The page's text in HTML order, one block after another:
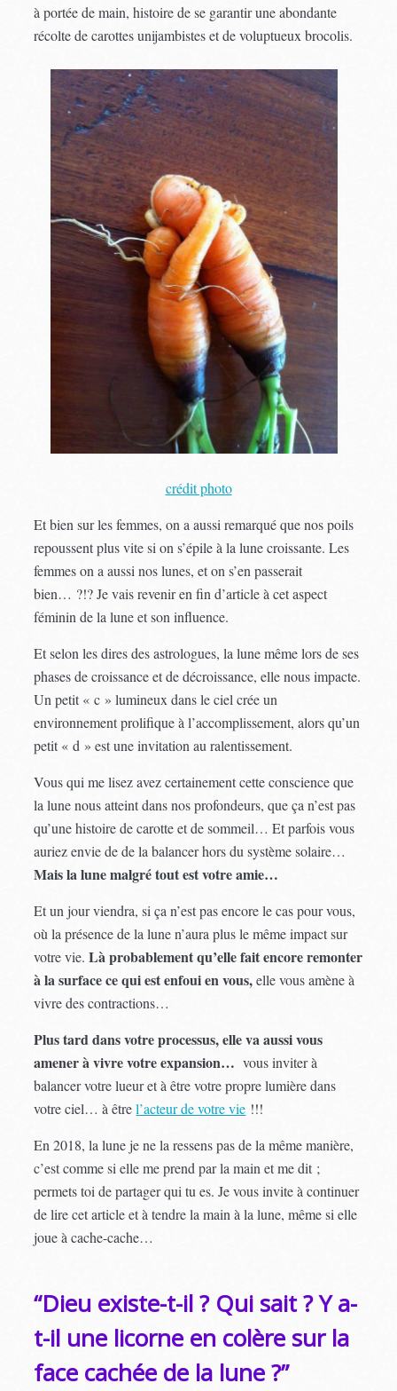
à portée de main, histoire de se garantir une abondante
récolte de carottes unijambistes et de voluptueux brocolis.
crédit photo
Et bien sur les femmes, on a aussi remarqué que nos poils
repoussent plus vite si on s’épile à la lune croissante. Les
femmes on a aussi nos lunes, et on s’en passerait
bien… ?!? Je vais revenir en fin d’article à cet aspect
féminin de la lune et son influence.
Et selon les dires des astrologues, la lune même lors de ses
phases de croissance et de décroissance, elle nous impacte.
Un petit « c » lumineux dans le ciel crée un
environnement prolifique à l’accomplissement, alors qu’un
petit « d » est une invitation au ralentissement.
Vous qui me lisez avez certainement cette conscience que
la lune nous atteint dans nos profondeurs, que ça n’est pas
qu’une histoire de carotte et de sommeil… Et parfois vous
auriez envie de de la balancer hors du système solaire…
Mais la lune malgré tout est votre amie…
Et un jour viendra, si ça n’est pas encore le cas pour vous,
où la présence de la lune n’aura plus le même impact sur
votre vie.Là probablement qu’elle fait encore remonter
à la surface ce qui est enfoui en vous,elle vous amène à
vivre des contractions…
Plus tard dans votre processus, elle va aussi vous
amener à vivre votre expansion… vous inviter à
balancer votre lueur et à être votre propre lumière dans
votre ciel… à êtrel’acteur de votre vie !!!
En 2018, la lune je ne la ressens pas de la même manière,
c’est comme si elle me prend par la main et me dit ;
permets toi de partager qui tu es. Je vous invite à continuer
de lire cet article et à tendre la main à la lune, même si elle
joue à cache-cache…
“Dieu existe-t-il ? Qui sait ? Y a-
t-il une licorne en colère sur la
face cachée de la lune ?”